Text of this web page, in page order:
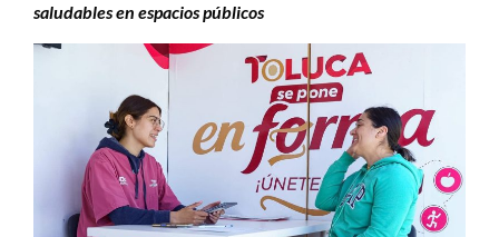
saludables en espacios públicos